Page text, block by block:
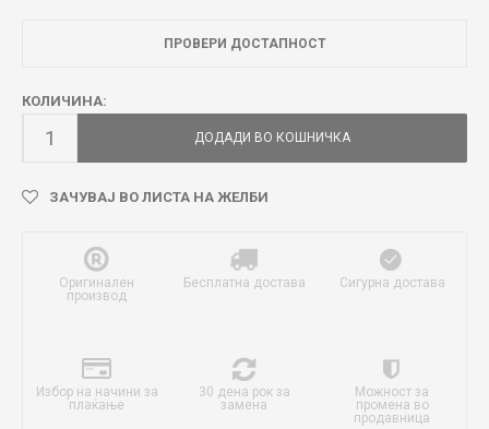
ПРОВЕРИ ДОСТАПНОСТ
КОЛИЧИНА:
ДОДАДИ ВО КОШНИЧКА
ЗАЧУВАЈ ВО ЛИСТА НА ЖЕЛБИ
Оригинален
производ
Бесплатна достава Сигурна достава
Избор на начини за
плаќање
30 дена рок за
замена
Можност за
промена во
продавница